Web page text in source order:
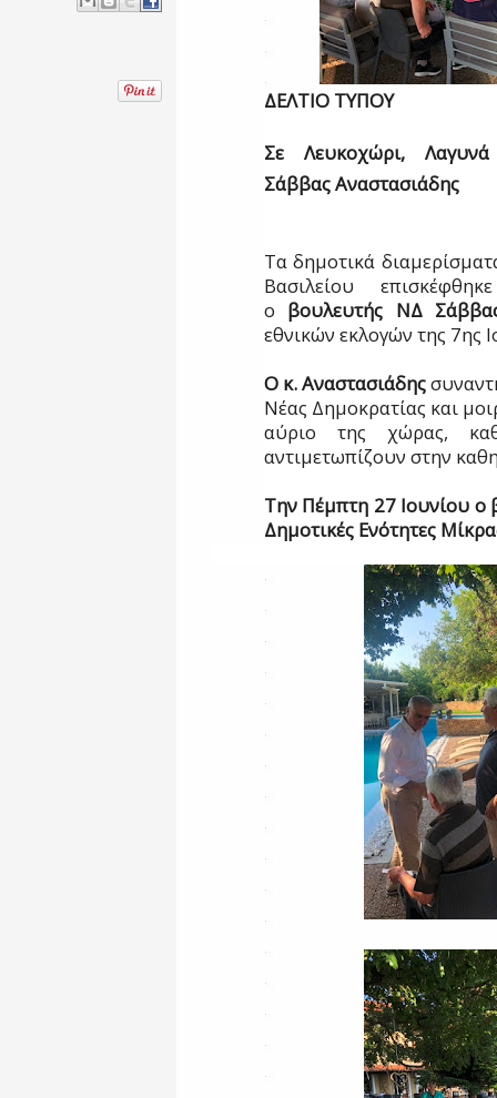
ΔΕΛΤΙΟ ΤΥΠΟΥ
Σε Λευκοχώρι, Λαγυνά
Σάββας Αναστασιάδης
Τα δημοτικά
Βασιλείου
ο βουλευτής ΝΔ
εθνικών εκλογών της 7ης
Ο κ. Αναστασιάδης
Νέας Δημοκρατίας και
αύριο της χώρας,
αντιμετωπίζουν στην
Tην Πέμπτη 27 Ιουνίου ο
Δημοτικές Ενότητες